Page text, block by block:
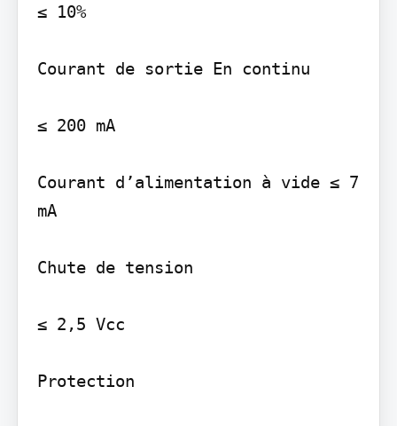
≤ 10%
Courant de sortie En continu
≤ 200 mA
Courant d’alimentation à vide ≤ 7
mA
Chute de tension
≤ 2,5 Vcc
Protection